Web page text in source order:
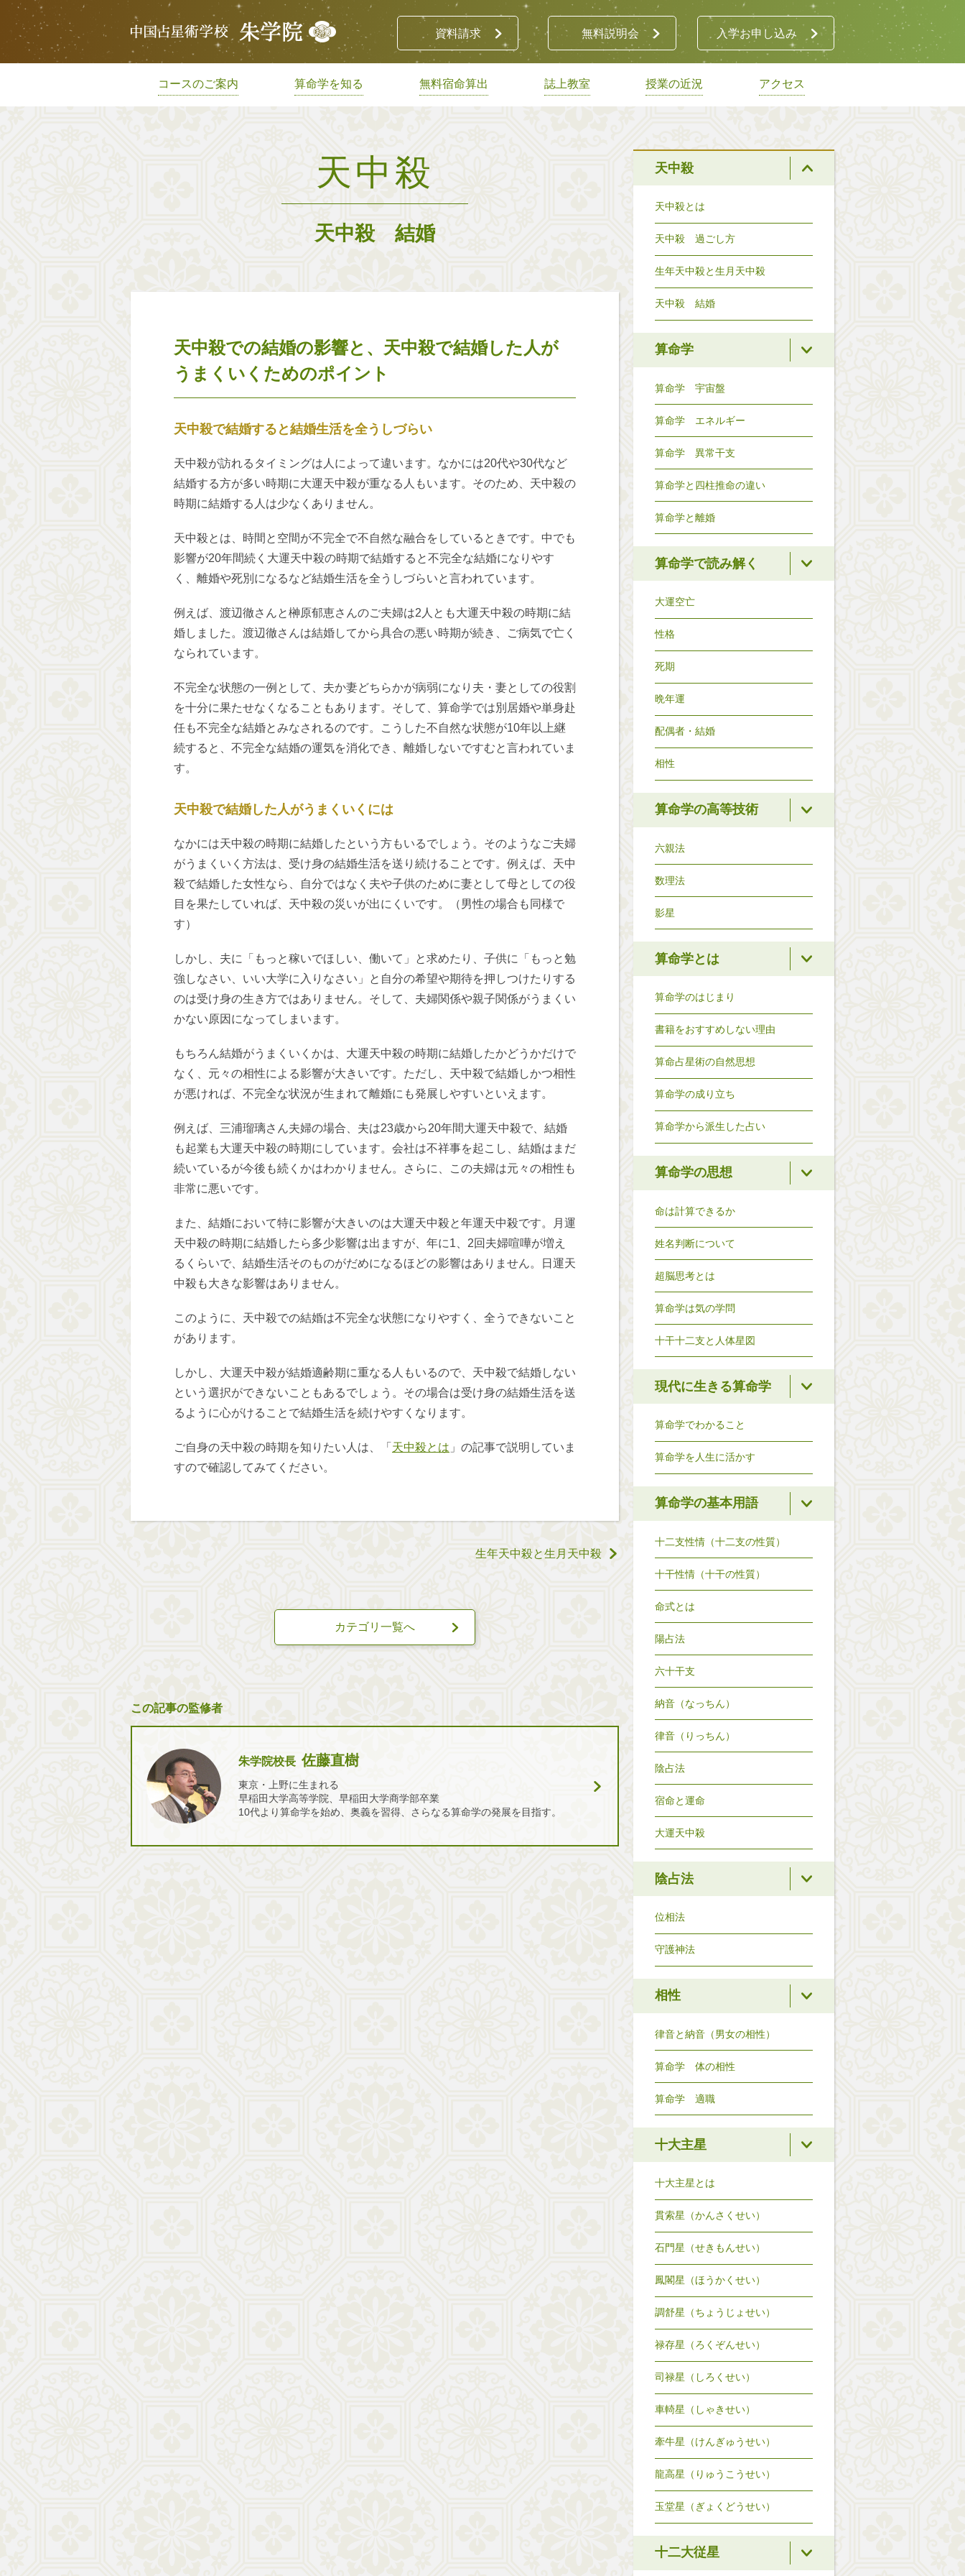
資料請求 無料説明会 入学お申し込み
コースのご案内 算命学を知る 無料宿命算出 誌上教室 授業の近況 アクセス
天中殺
天中殺 結婚
天中殺での結婚の影響と、天中殺で結婚した人が
うまくいくためのポイント
天中殺で結婚すると結婚生活を全うしづらい
天中殺が訪れるタイミングは人によって違います。なかには20代や30代など
結婚する方が多い時期に大運天中殺が重なる人もいます。そのため、天中殺の
時期に結婚する人は少なくありません。
天中殺とは、時間と空間が不完全で不自然な融合をしているときです。中でも
影響が20年間続く大運天中殺の時期で結婚すると不完全な結婚になりやす
く、離婚や死別になるなど結婚生活を全うしづらいと言われています。
例えば、渡辺徹さんと榊原郁恵さんのご夫婦は2人とも大運天中殺の時期に結
婚しました。渡辺徹さんは結婚してから具合の悪い時期が続き、ご病気で亡く
なられています。
不完全な状態の一例として、夫か妻どちらかが病弱になり夫・妻としての役割
を十分に果たせなくなることもあります。そして、算命学では別居婚や単身赴
任も不完全な結婚とみなされるのです。こうした不自然な状態が10年以上継
続すると、不完全な結婚の運気を消化でき、離婚しないですむと言われていま
す。
天中殺で結婚した人がうまくいくには
なかには天中殺の時期に結婚したという方もいるでしょう。そのようなご夫婦
がうまくいく方法は、受け身の結婚生活を送り続けることです。例えば、天中
殺で結婚した女性なら、自分ではなく夫や子供のために妻として母としての役
目を果たしていれば、天中殺の災いが出にくいです。（男性の場合も同様で
す）
しかし、夫に「もっと稼いでほしい、働いて」と求めたり、子供に「もっと勉
強しなさい、いい大学に入りなさい」と自分の希望や期待を押しつけたりする
のは受け身の生き方ではありません。そして、夫婦関係や親子関係がうまくい
かない原因になってしまいます。
もちろん結婚がうまくいくかは、大運天中殺の時期に結婚したかどうかだけで
なく、元々の相性による影響が大きいです。ただし、天中殺で結婚しかつ相性
が悪ければ、不完全な状況が生まれて離婚にも発展しやすいといえます。
例えば、三浦瑠璃さん夫婦の場合、夫は23歳から20年間大運天中殺で、結婚
も起業も大運天中殺の時期にしています。会社は不祥事を起こし、結婚はまだ
続いているが今後も続くかはわかりません。さらに、この夫婦は元々の相性も
非常に悪いです。
また、結婚において特に影響が大きいのは大運天中殺と年運天中殺です。月運
天中殺の時期に結婚したら多少影響は出ますが、年に1、2回夫婦喧嘩が増え
るくらいで、結婚生活そのものがだめになるほどの影響はありません。日運天
中殺も大きな影響はありません。
このように、天中殺での結婚は不完全な状態になりやすく、全うできないこと
があります。
しかし、大運天中殺が結婚適齢期に重なる人もいるので、天中殺で結婚しない
という選択ができないこともあるでしょう。その場合は受け身の結婚生活を送
るように心がけることで結婚生活を続けやすくなります。
ご自身の天中殺の時期を知りたい人は、「 天中殺とは 」の記事で説明していま
すので確認してみてください。
生年天中殺と生月天中殺
カテゴリ一覧へ
この記事の監修者
朱学院校長 佐藤直樹
東京・上野に生まれる
早稲田大学高等学院、早稲田大学商学部卒業
10代より算命学を始め、奥義を習得、さらなる算命学の発展を目指す。
天中殺
天中殺とは
天中殺 過ごし方
生年天中殺と生月天中殺
天中殺 結婚
算命学
算命学 宇宙盤
算命学 エネルギー
算命学 異常干支
算命学と四柱推命の違い
算命学と離婚
算命学で読み解く
大運空亡
性格
死期
晩年運
配偶者・結婚
相性
算命学の高等技術
六親法
数理法
影星
算命学とは
算命学のはじまり
書籍をおすすめしない理由
算命占星術の自然思想
算命学の成り立ち
算命学から派生した占い
算命学の思想
命は計算できるか
姓名判断について
超脳思考とは
算命学は気の学問
十干十二支と人体星図
現代に生きる算命学
算命学でわかること
算命学を人生に活かす
算命学の基本用語
十二支性情（十二支の性質）
十干性情（十干の性質）
命式とは
陽占法
六十干支
納音（なっちん）
律音（りっちん）
陰占法
宿命と運命
大運天中殺
陰占法
位相法
守護神法
相性
律音と納音（男女の相性）
算命学 体の相性
算命学 適職
十大主星
十大主星とは
貫索星（かんさくせい）
石門星（せきもんせい）
鳳閣星（ほうかくせい）
調舒星（ちょうじょせい）
禄存星（ろくぞんせい）
司禄星（しろくせい）
車輢星（しゃきせい）
牽牛星（けんぎゅうせい）
龍高星（りゅうこうせい）
玉堂星（ぎょくどうせい）
十二大従星